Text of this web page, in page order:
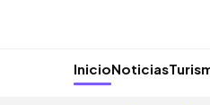
InicioNoticias